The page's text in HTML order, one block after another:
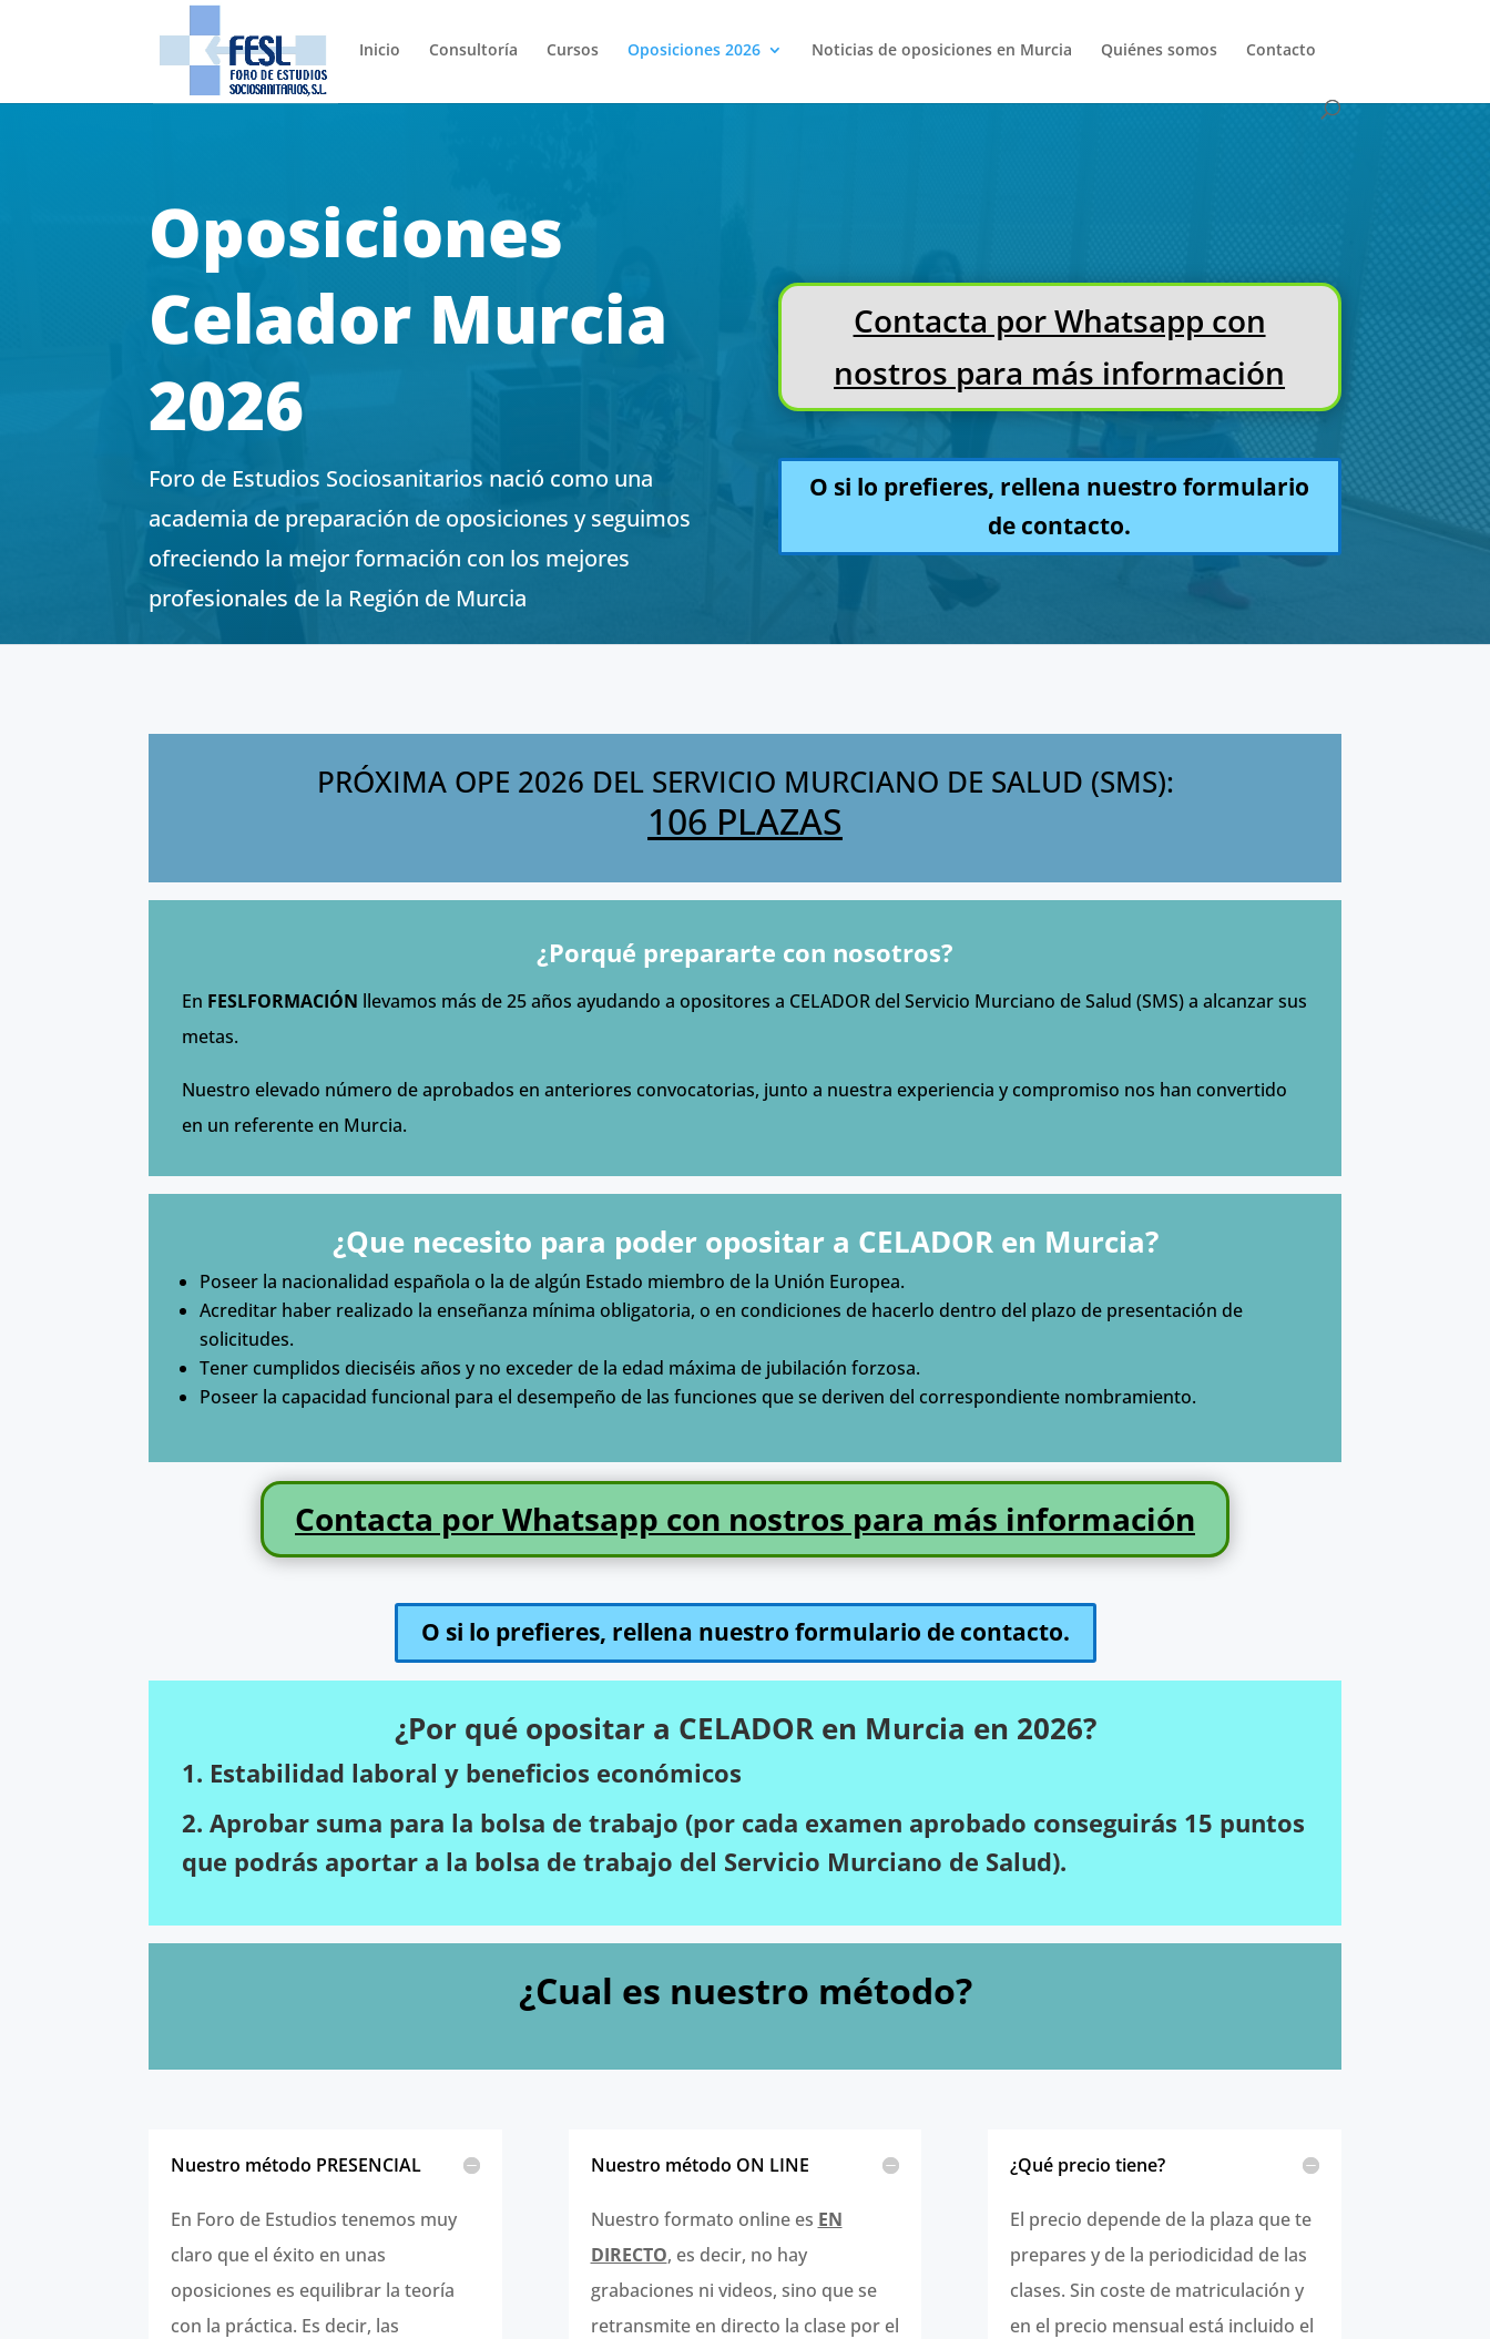
Inicio Consultoría Cursos Oposiciones 2026 Noticias de oposiciones en Murcia Quiénes somos Contacto
Oposiciones
Celador Murcia
2026
Foro de Estudios Sociosanitarios nació como una
academia de preparación de oposiciones y seguimos
ofreciendo la mejor formación con los mejores
profesionales de la Región de Murcia
Contacta por Whatsapp con
nostros para más información
O si lo prefieres, rellena nuestro formulario
de contacto.
PRÓXIMA OPE 2026 DEL SERVICIO MURCIANO DE SALUD (SMS):
106 PLAZAS
¿Porqué prepararte con nosotros?
En FESLFORMACIÓN llevamos más de 25 años ayudando a opositores a CELADOR del Servicio Murciano de Salud (SMS) a alcanzar sus
metas.
Nuestro elevado número de aprobados en anteriores convocatorias, junto a nuestra experiencia y compromiso nos han convertido
en un referente en Murcia.
¿Que necesito para poder opositar a CELADOR en Murcia?
Poseer la nacionalidad española o la de algún Estado miembro de la Unión Europea.
Acreditar haber realizado la enseñanza mínima obligatoria, o en condiciones de hacerlo dentro del plazo de presentación de
solicitudes.
Tener cumplidos dieciséis años y no exceder de la edad máxima de jubilación forzosa.
Poseer la capacidad funcional para el desempeño de las funciones que se deriven del correspondiente nombramiento.
Contacta por Whatsapp con nostros para más información
O si lo prefieres, rellena nuestro formulario de contacto.
¿Por qué opositar a CELADOR en Murcia en 2026?
1. Estabilidad laboral y beneficios económicos
2. Aprobar suma para la bolsa de trabajo (por cada examen aprobado conseguirás 15 puntos
que podrás aportar a la bolsa de trabajo del Servicio Murciano de Salud).
¿Cual es nuestro método?
Nuestro método PRESENCIAL
En Foro de Estudios tenemos muy
claro que el éxito en unas
oposiciones es equilibrar la teoría
con la práctica. Es decir, las
Nuestro método ON LINE
Nuestro formato online es EN
DIRECTO, es decir, no hay
grabaciones ni videos, sino que se
retransmite en directo la clase por el
¿Qué precio tiene?
El precio depende de la plaza que te
prepares y de la periodicidad de las
clases. Sin coste de matriculación y
en el precio mensual está incluido el